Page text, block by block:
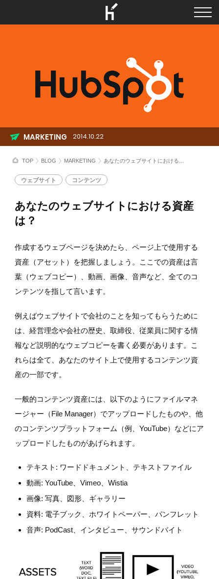
TOP BLOG MARKETING あなたのウェブサイトにおける資産は？
あなたのウェブサイトにおける資産
は？
ウェブサイト コンテンツ
MARKETING 2014.10.22
作成するウェブページを決めたら、ページ上で使用する
資産（アセット）を把握しましょう。ここでの資産は言
葉（ウェブコピー）、動画、画像、音声など、全てのコ
ンテンツを指して言います。
例えばウェブサイトで会社のことを知ってもらうために
は、経営理念や会社の歴史、取締役、従業員に関する情
報など説明的なウェブコピーを書く必要があります。こ
れらは全て、あなたのサイト上で使用するコンテンツ資
産の一部です。
一般的コンテンツ資産には、以下のようにファイルマネ
ージャー（File Manager）でアップロードしたものや、他
のコンテンツプラットフォーム（例、YouTube）などにア
ップロードしたものがあげられます。
テキスト: ワードドキュメント、テキストファイル
動画: YouTube、Vimeo、Wistia
画像: 写真、図形、ギャラリー
資料: 電子ブック、ホワイトペーパー、パンフレット
音声: PodCast、インタビュー、サウンドバイト